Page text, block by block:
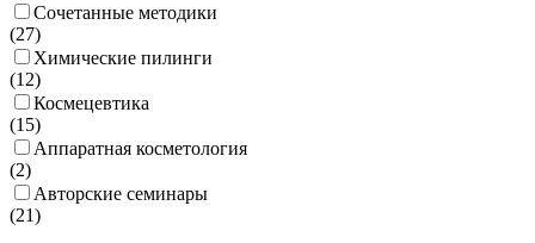
Сочетанные методики
(27)
Химические пилинги
(12)
Космецевтика
(15)
Аппаратная косметология
(2)
Авторские семинары
(21)